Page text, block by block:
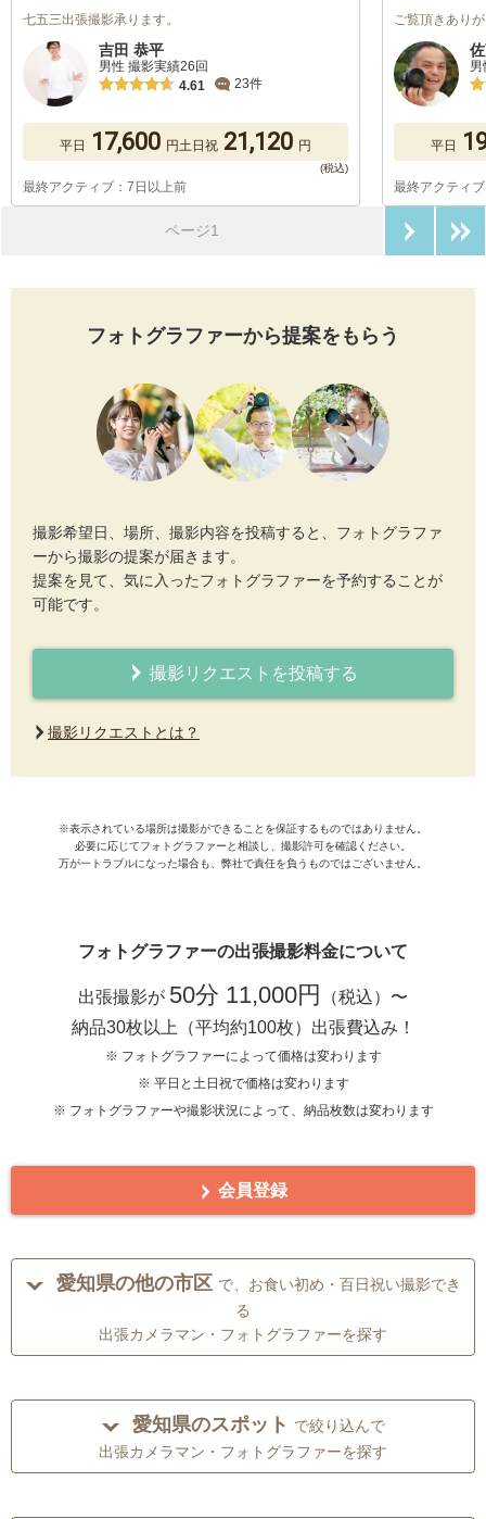
七五三出張撮影承ります。
吉田 恭平
男性 撮影実績26回
4.61
23件
平日 17,600 円土日祝 21,120 円
最終アクティブ：7日以上前
ご覧頂きあり
男
平日
最終アクティ
ページ1
フォトグラファーから提案をもらう
撮影希望日、場所、撮影内容を投稿すると、フォトグラファ
ーから撮影の提案が届きます。
提案を見て、気に入ったフォトグラファーを予約することが
可能です。
撮影リクエストを投稿する
撮影リクエストとは？
※表示されている場所は撮影ができることを保証するものではありません。
必要に応じてフォトグラファーと相談し、撮影許可を確認ください。
万が一トラブルになった場合も、弊社で責任を負うものではございません。
フォトグラファーの出張撮影料金について
出張撮影が 50分 11,000円
（税込）〜
納品30枚以上（平均約100枚）出張費込み！
※ フォトグラファーによって価格は変わります
※ 平日と土日祝で価格は変わります
※ フォトグラファーや撮影状況によって、納品枚数は変わります
会員登録
愛知県の他の市区 で、お食い初め・百日祝い撮影でき
る
出張カメラマン・フォトグラファーを探す
愛知県のスポット で絞り込んで
出張カメラマン・フォトグラファーを探す